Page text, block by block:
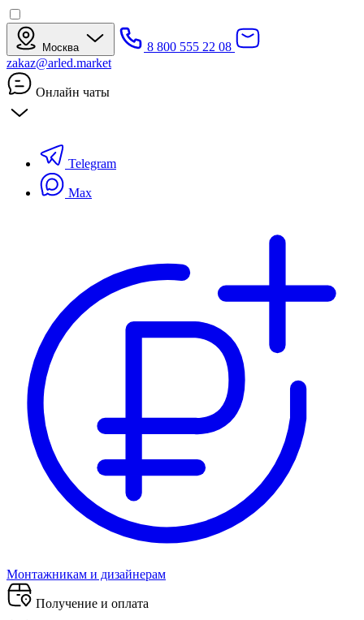
Москва
8 800 555 22 08
zakaz@arled.market
Онлайн чаты
Telegram
Max
Монтажникам и дизайнерам
Получение и оплата